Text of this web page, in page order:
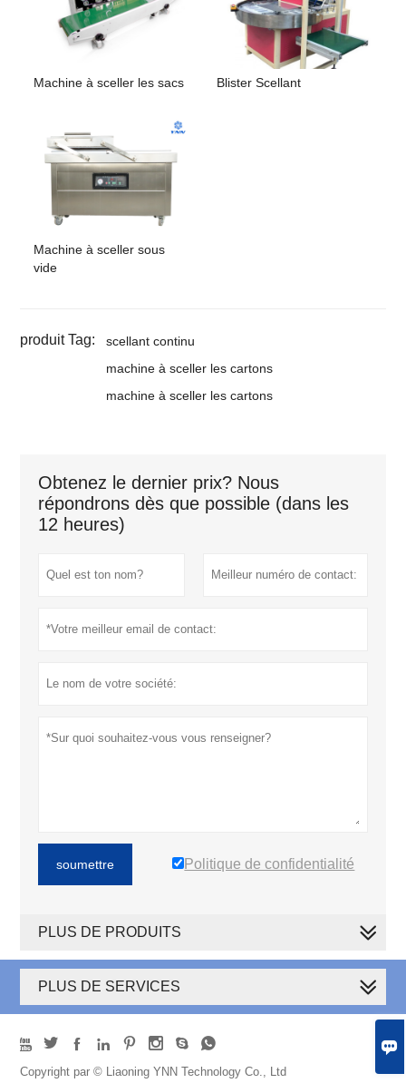

Machine à sceller les sacs Blister Scellant
Machine à sceller sous
vide
produit Tag:
scellant continu
machine à sceller les cartons
machine à sceller les cartons
Obtenez le dernier prix? Nous
répondrons dès que possible (dans les
12 heures)
soumettre Politique de confidentialité
PLUS DE PRODUITS
PLUS DE SERVICES
       
Copyright par © Liaoning YNN Technology Co., Ltd